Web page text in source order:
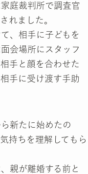
庭裁判所で調査官
れました。
、相手に子どもを
会場所にスタッフ
手と顔を合わせた
手に受け渡す手助
新たに始めたの
持ちを理解してもら
親が離婚する前と